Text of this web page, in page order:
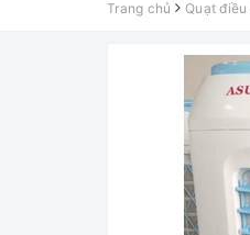
Trang chủ Quạt